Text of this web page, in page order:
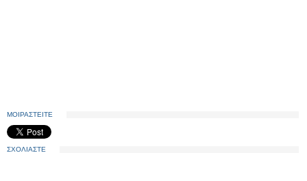
ΜΟΙΡΑΣΤΕΙΤΕ
ΣΧΟΛΙΑΣΤΕ